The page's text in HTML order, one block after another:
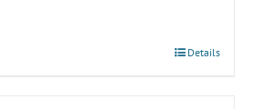
Details